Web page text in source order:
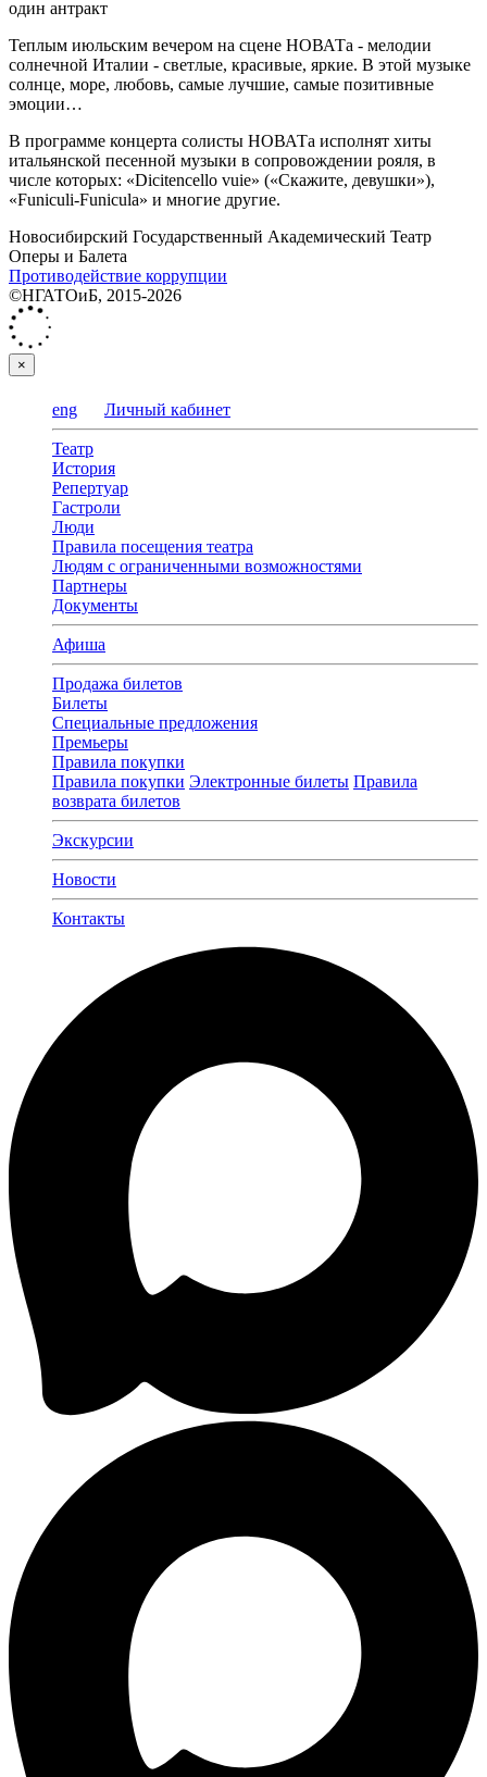
один антракт
Теплым июльским вечером на сцене НОВАТа - мелодии
солнечной Италии - светлые, красивые, яркие. В этой музыке
солнце, море, любовь, самые лучшие, самые позитивные
эмоции…
В программе концерта солисты НОВАТа исполнят хиты
итальянской песенной музыки в сопровождении рояля, в
числе которых: «Dicitencello vuie» («Скажите, девушки»),
«Funiculi-Funicula» и многие другие.
Новосибирский Государственный Академический Театр
Оперы и Балета
Противодействие коррупции
©НГАТОиБ, 2015-2026
×
eng Личный кабинет
Театр
История
Репертуар
Гастроли
Люди
Правила посещения театра
Людям с ограниченными возможностями
Партнеры
Документы
Афиша
Продажа билетов
Билеты
Специальные предложения
Премьеры
Правила покупки
Правила покупки Электронные билеты Правила
возврата билетов
Экскурсии
Новости
Контакты